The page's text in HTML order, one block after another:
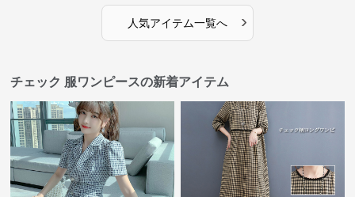
人気アイテム一覧へ ›
チェック 服ワンピースの新着アイテム